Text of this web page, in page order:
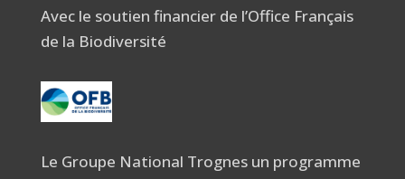
Avec le soutien financier de l’Office Français
de la Biodiversité
Le Groupe National Trognes un programme